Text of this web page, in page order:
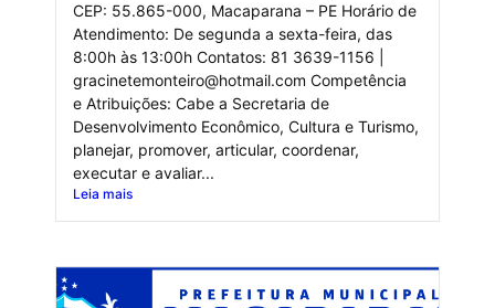
CEP: 55.865-000, Macaparana – PE Horário de
Atendimento: De segunda a sexta-feira, das
8:00h às 13:00h Contatos: 81 3639-1156 |
gracinetemonteiro@hotmail.com Competência
e Atribuições: Cabe a Secretaria de
Desenvolvimento Econômico, Cultura e Turismo,
planejar, promover, articular, coordenar,
executar e avaliar...
Leia mais